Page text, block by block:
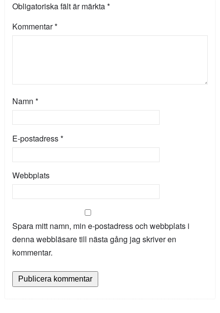
Obligatoriska fält är märkta*
Kommentar*
Namn *
E-postadress*
Webbplats
Spara mitt namn, min e-postadress och webbplats i
denna webbläsare till nästa gång jag skriver en
kommentar.